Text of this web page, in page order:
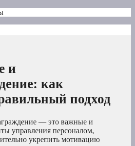
и
как
подход
— это важные и
управления персоналом,
укрепить мотивацию